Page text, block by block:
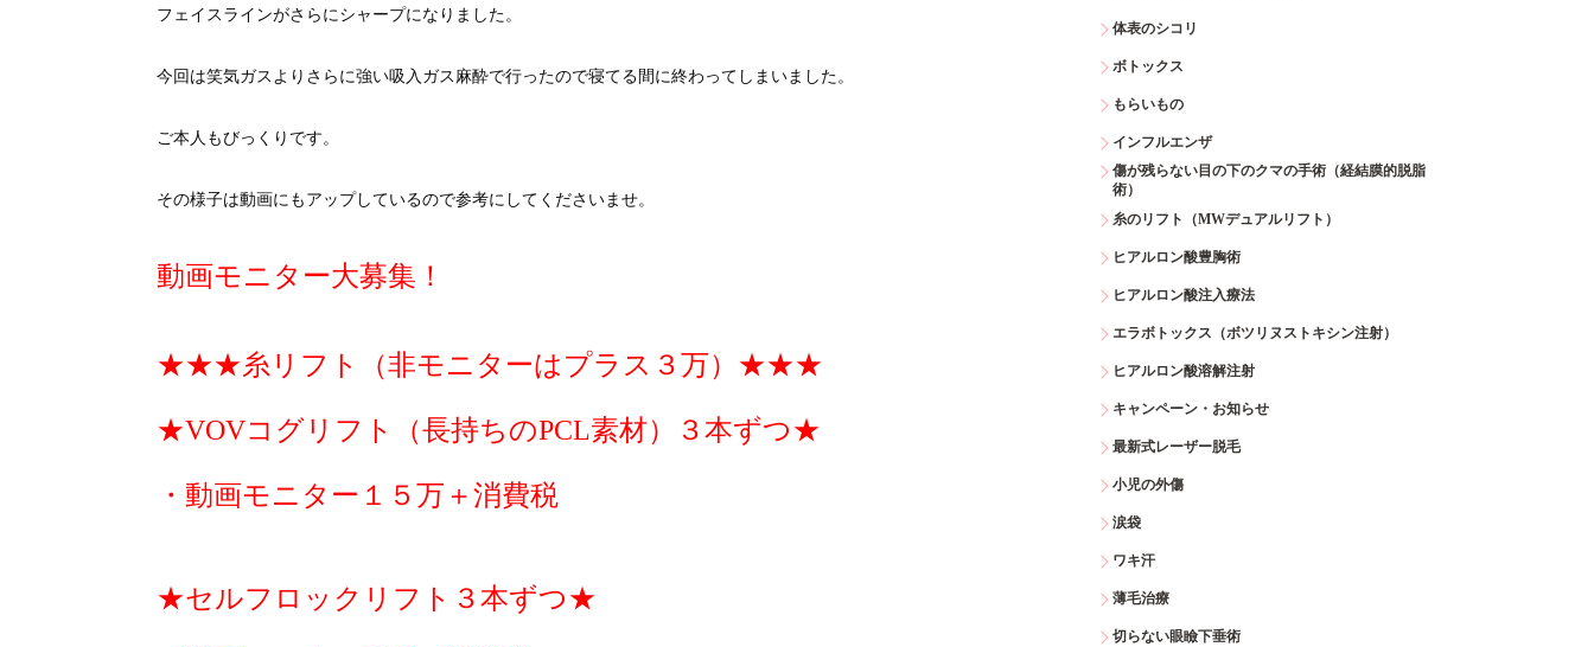
フェイスラインがさらにシャープになりました。
今回は笑気ガスよりさらに強い吸入ガス麻酔で行ったので寝てる間に終わってしまいました。
ご本人もびっくりです。
その様子は動画にもアップしているので参考にしてくださいませ。
動画モニター大募集！
★★★糸リフト（非モニターはプラス３万）★★★
★VOVコグリフト（長持ちのPCL素材）３本ずつ★
・動画モニター１５万＋消費税
★セルフロックリフト３本ずつ★
体表のシコリ
ボトックス
もらいもの
インフルエンザ
傷が残らない目の下のクマの手術（経結膜的脱脂
術）
糸のリフト（MWデュアルリフト）
ヒアルロン酸豊胸術
ヒアルロン酸注入療法
エラボトックス（ボツリヌストキシン注射）
ヒアルロン酸溶解注射
キャンペーン・お知らせ
最新式レーザー脱毛
小児の外傷
涙袋
ワキ汗
薄毛治療
切らない眼瞼下垂術